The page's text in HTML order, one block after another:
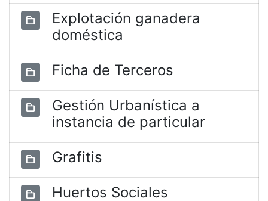
Explotación ganadera
doméstica
Ficha de Terceros
Gestión Urbanística a
instancia de particular
Grafitis
Huertos Sociales